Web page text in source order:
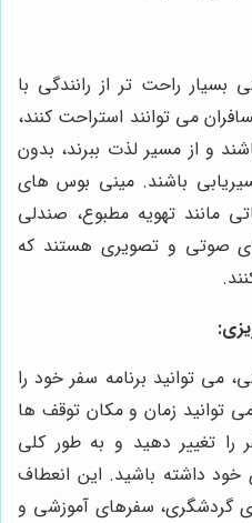
راحت تر از رانندگی با
می توانند استراحت کنند،
و از مسیر لذت ببرند، بدون
باشند. مینی بوس های
مانند تهویه مطبوع، صندلی
صوتی و تصویری هستند که
می توانید برنامه سفر خود را
توانید زمان و مکان توقف ها
را تغییر دهید و به طور کلی
خود داشته باشید. این انعطاف
گردشگری، سفرهای آموزشی و